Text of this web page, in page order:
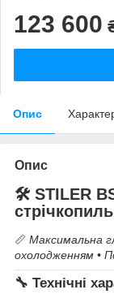
123 600
Опис
Опис
🛠 STILER
📏 Максимальна
охолодженням •
🔧 Технічні